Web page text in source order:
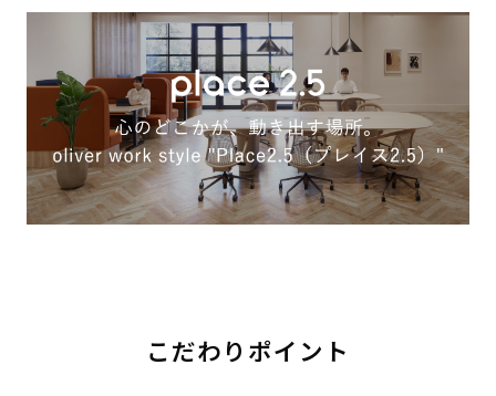
こだわりポイント